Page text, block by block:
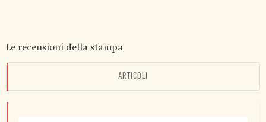
Le recensioni della stampa
ARTICOLI